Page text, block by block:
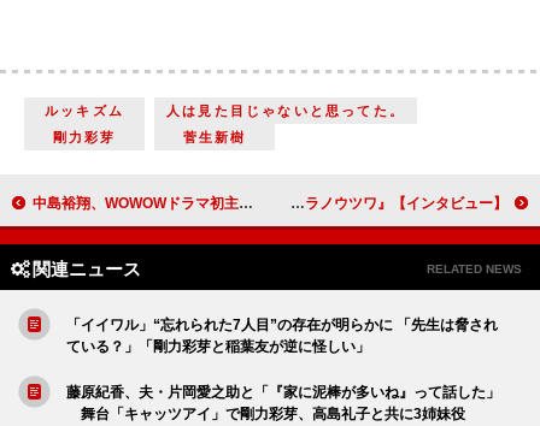
ルッキズム
人は見た目じゃないと思ってた。
剛力彩芽
菅生新樹
中島裕翔、WOWOWドラマ初主演作は挑戦！「冤罪事件のリアルや人間の危うさが描かれています」【インタビュー】 原田美枝子、松田美由紀監督「映像のワンカットワンカットを体感してもらいたいと思います」「たくさんの謎がある映画なので、ぜひそれを解読してください」『カラノウツワ』【インタビュー】
関連ニュース RELATED NEWS
「イイワル」“忘れられた7人目”の存在が明らかに 「先生は脅され
ている？」「剛力彩芽と稲葉友が逆に怪しい」
藤原紀香、夫・片岡愛之助と「『家に泥棒が多いね』って話した」
舞台「キャッツアイ」で剛力彩芽、高島礼子と共に3姉妹役